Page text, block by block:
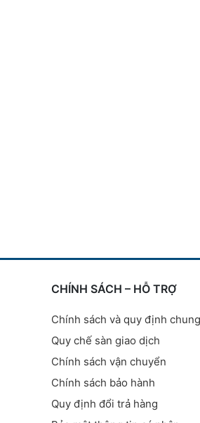
CHÍNH SÁCH – HỖ TRỢ
Chính sách và quy định chung
Quy chế sàn giao dịch
Chính sách vận chuyển
Chính sách bảo hành
Quy định đổi trả hàng